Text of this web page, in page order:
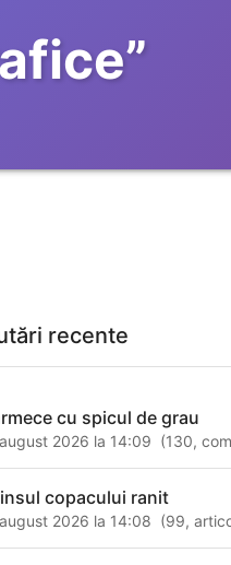
”
recente
cu spicul de grau
2026 la 14:09 (130,
copacului ranit
2026 la 14:08 (99,